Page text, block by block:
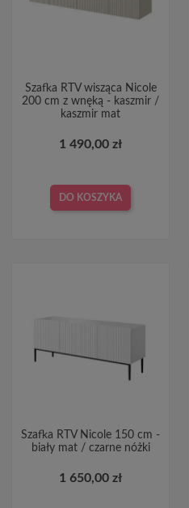
Szafka RTV wisząca Nicole
200 cm z wnęką - kaszmir /
kaszmir mat
1 490,00 zł
DO KOSZYKA
Szafka RTV Nicole 150 cm -
biały mat / czarne nóżki
1 650,00 zł